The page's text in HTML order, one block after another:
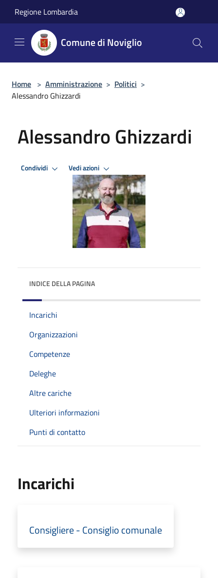
Regione Lombardia
Comune di Noviglio
Home > Amministrazione > Politici >
Alessandro Ghizzardi
Alessandro Ghizzardi
Condividi Vedi azioni
INDICE DELLA PAGINA
Incarichi
Organizzazioni
Competenze
Deleghe
Altre cariche
Ulteriori informazioni
Punti di contatto
Incarichi
Consigliere - Consiglio comunale